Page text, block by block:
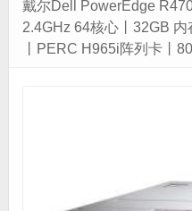
戴尔Dell PowerEdge
2.4GHz 64核心丨32GB
丨PERC H965i阵列卡丨